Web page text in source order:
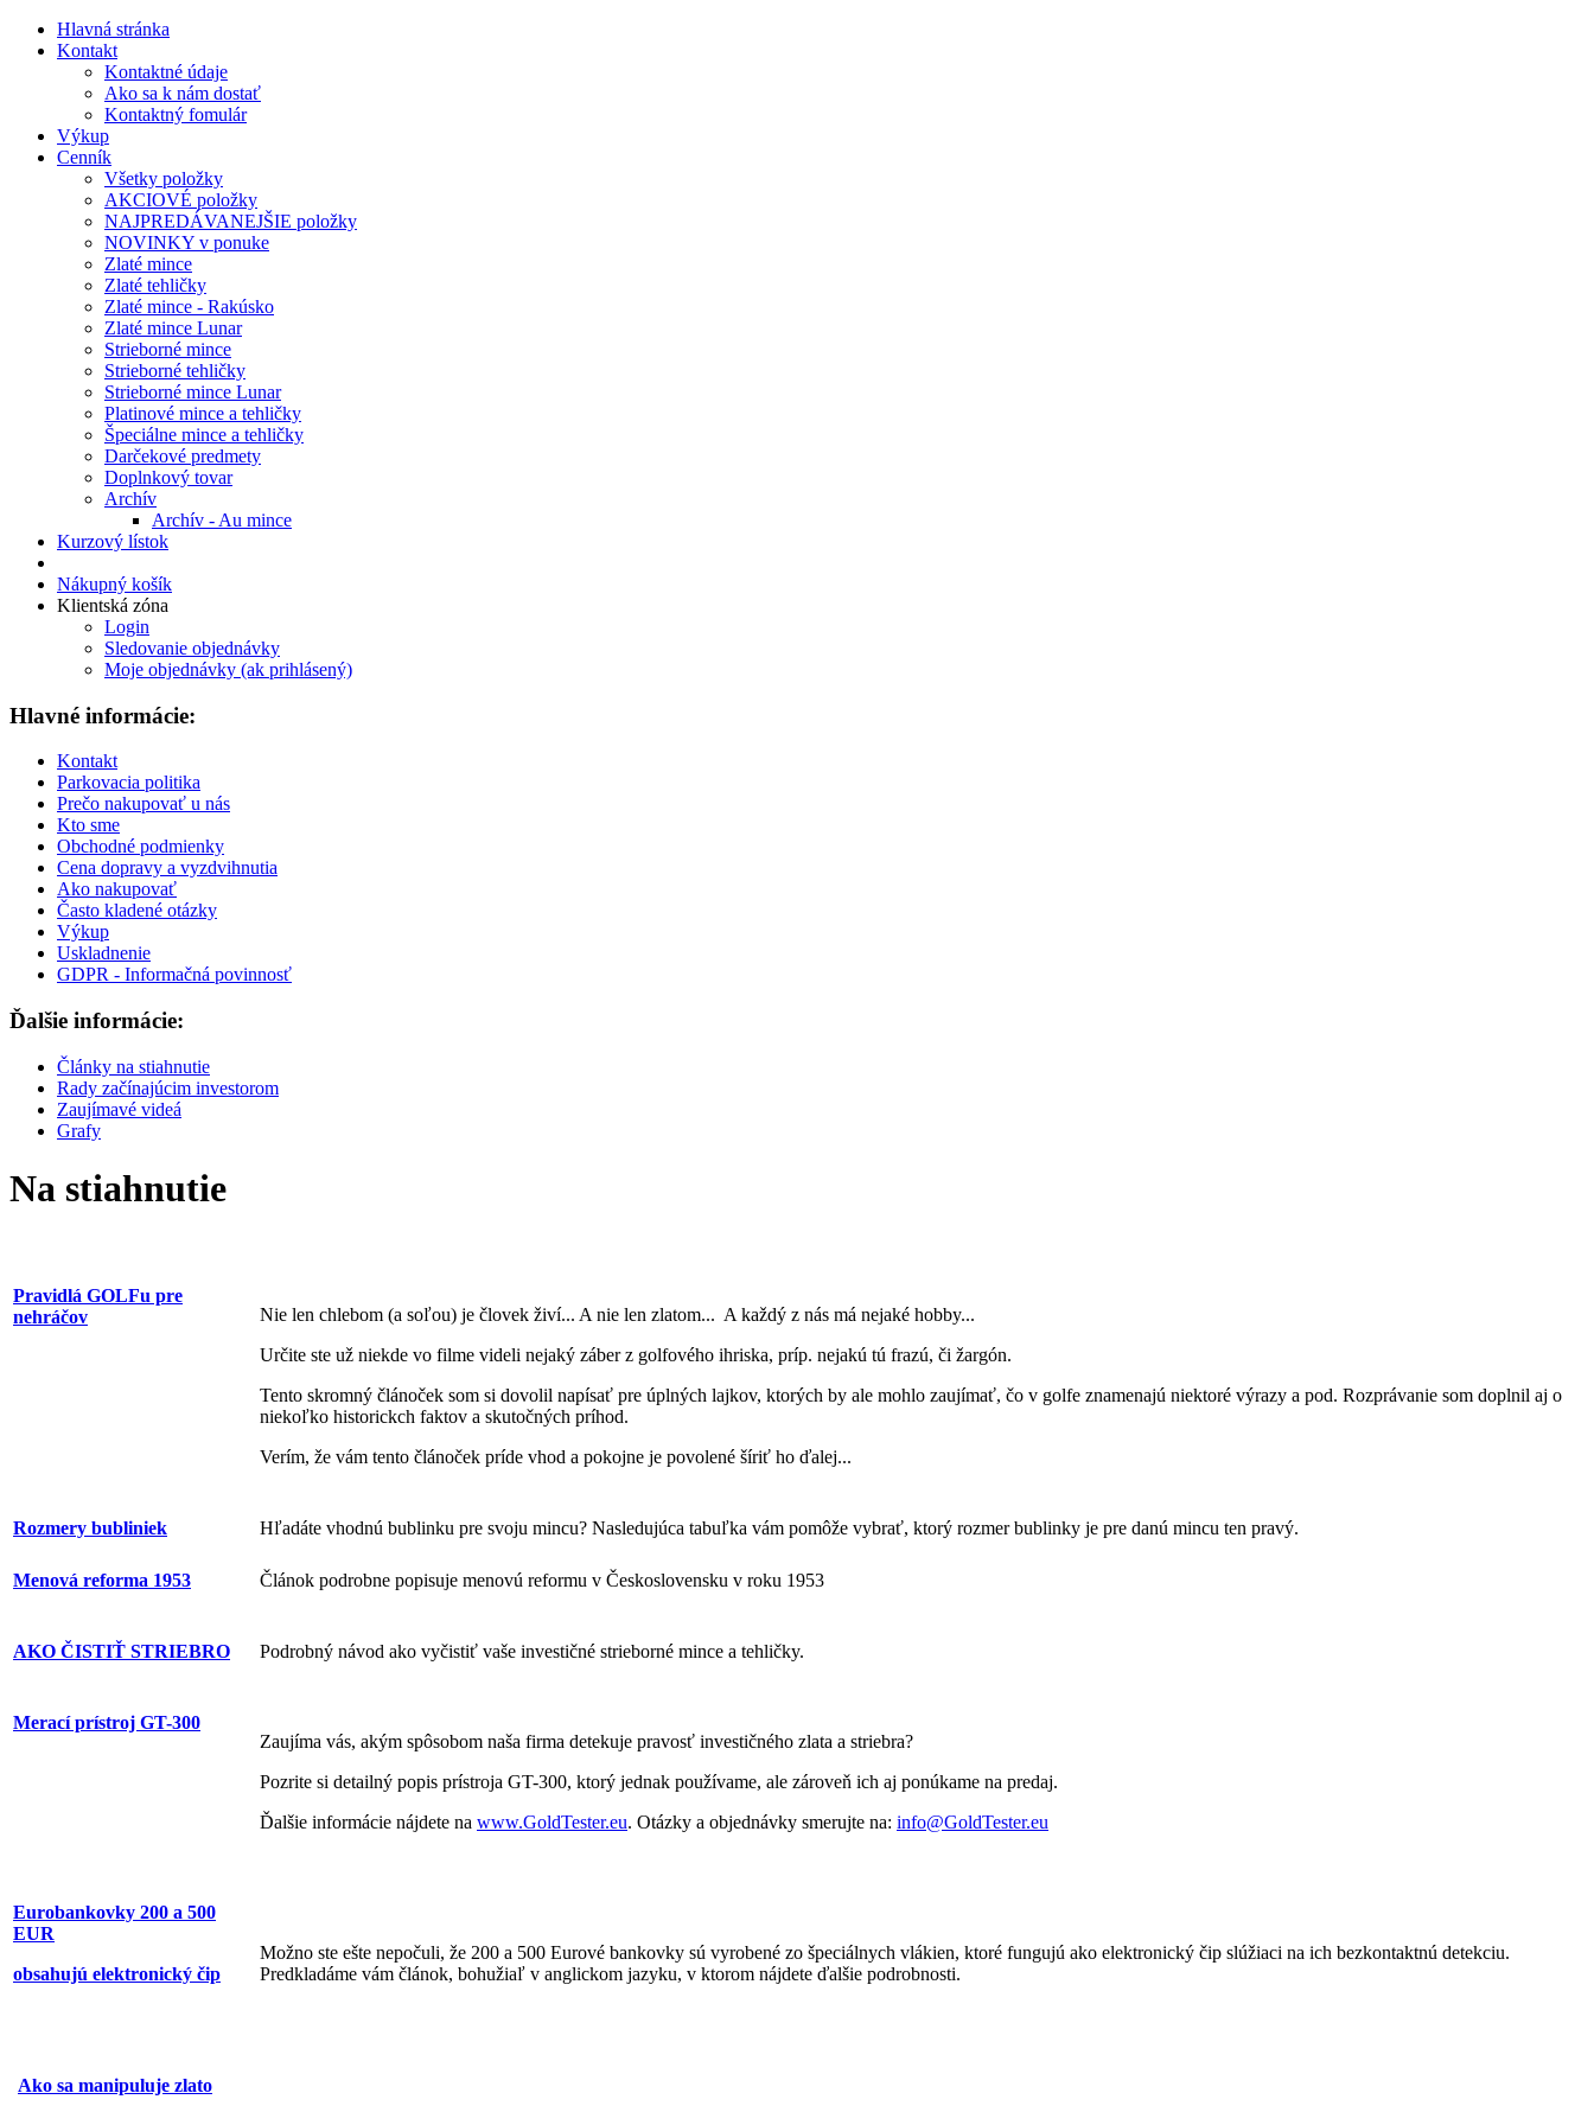
Hlavná stránka
Kontakt
Kontaktné údaje
Ako sa k nám dostať
Kontaktný fomulár
Výkup
Cenník
Všetky položky
AKCIOVÉ položky
NAJPREDÁVANEJŠIE položky
NOVINKY v ponuke
Zlaté mince
Zlaté tehličky
Zlaté mince - Rakúsko
Zlaté mince Lunar
Strieborné mince
Strieborné tehličky
Strieborné mince Lunar
Platinové mince a tehličky
Špeciálne mince a tehličky
Darčekové predmety
Doplnkový tovar
Archív
Archív - Au mince
Kurzový lístok
Nákupný košík
Klientská zóna
Login
Sledovanie objednávky
Moje objednávky (ak prihlásený)
Hlavné informácie:
Kontakt
Parkovacia politika
Prečo nakupovať u nás
Kto sme
Obchodné podmienky
Cena dopravy a vyzdvihnutia
Ako nakupovať
Často kladené otázky
Výkup
Uskladnenie
GDPR - Informačná povinnosť
Ďalšie informácie:
Články na stiahnutie
Rady začínajúcim investorom
Zaujímavé videá
Grafy
Na stiahnutie
Pravidlá GOLFu pre
nehráčov
Nie len chlebom (a soľou) je človek živí... A nie len zlatom... A každý z nás má nejaké hobby...
Určite ste už niekde vo filme videli nejaký záber z golfového ihriska, príp. nejakú tú frazú, či žargón.
Tento skromný článoček som si dovolil napísať pre úplných lajkov, ktorých by ale mohlo zaujímať, čo v golfe znamenajú niektoré výrazy a pod. Rozprávanie som doplnil aj o
niekoľko historickch faktov a skutočných príhod.
Verím, že vám tento článoček príde vhod a pokojne je povolené šíriť ho ďalej...
Rozmery bubliniek Hľadáte vhodnú bublinku pre svoju mincu? Nasledujúca tabuľka vám pomôže vybrať, ktorý rozmer bublinky je pre danú mincu ten pravý.
Menová reforma 1953 Článok podrobne popisuje menovú reformu v Československu v roku 1953
AKO ČISTIŤ STRIEBRO Podrobný návod ako vyčistiť vaše investičné strieborné mince a tehličky.
Merací prístroj GT-300
Zaujíma vás, akým spôsobom naša firma detekuje pravosť investičného zlata a striebra?
Pozrite si detailný popis prístroja GT-300, ktorý jednak používame, ale zároveň ich aj ponúkame na predaj.
Ďalšie informácie nájdete na www.GoldTester.eu. Otázky a objednávky smerujte na: info@GoldTester.eu
Eurobankovky 200 a 500
EUR
obsahujú elektronický čip
Možno ste ešte nepočuli, že 200 a 500 Eurové bankovky sú vyrobené zo špeciálnych vlákien, ktoré fungujú ako elektronický čip slúžiaci na ich bezkontaktnú detekciu.
Predkladáme vám článok, bohužiaľ v anglickom jazyku, v ktorom nájdete ďalšie podrobnosti.
Ako sa manipuluje zlato